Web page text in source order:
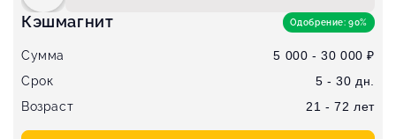
Кэшмагнит Одобрение: 90%
Сумма
5 000 - 30 000 ₽
Срок
5 - 30 дн.
Возраст
21 - 72 лет